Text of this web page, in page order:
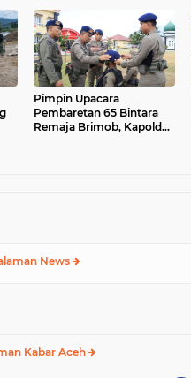
Pimpin Upacara
Pembaretan 65 Bintara
Remaja Brimob, Kapolda
News
Kabar Aceh